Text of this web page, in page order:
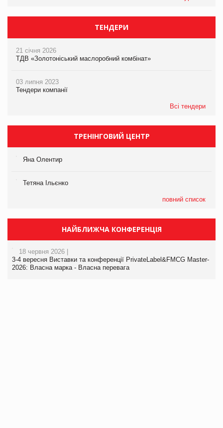
ТЕНДЕРИ
21 січня 2026
ТДВ «Золотоніський маслоробний комбінат»
03 липня 2023
Тендери компанії
Всі тендери
ТРЕНІНГОВИЙ ЦЕНТР
Яна Олентир
Тетяна Ільєнко
повний список
НАЙБЛИЖЧА КОНФЕРЕНЦІЯ
18 червня 2026 |
3-4 вересня Виставки та конференції PrivateLabel&FMCG Master-
2026: Власна марка - Власна перевага